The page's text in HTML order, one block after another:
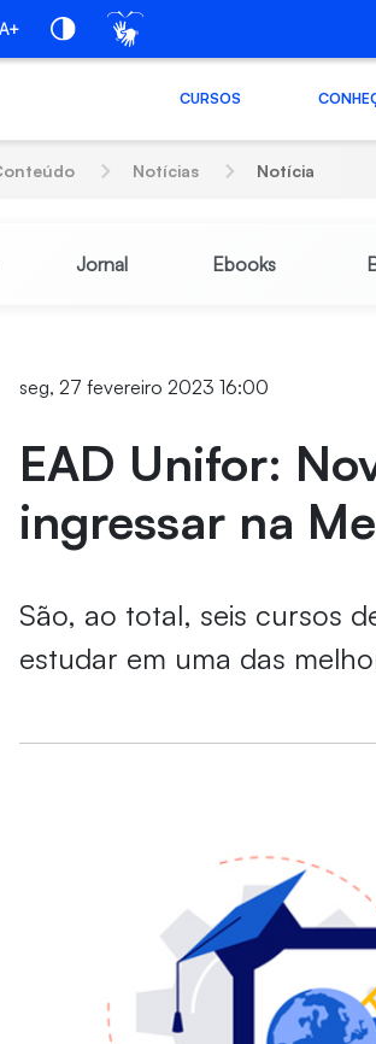
A+
CURSOS
Notícias Notícia
Jornal Ebooks
seg, 27 fevereiro 2023 16:00
EAD Unifor:
ingressar na
São, ao total, seis cursos
estudar em uma das